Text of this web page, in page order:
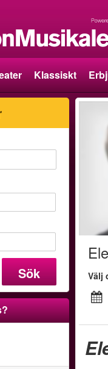
Klassiskt
Sök
Välj